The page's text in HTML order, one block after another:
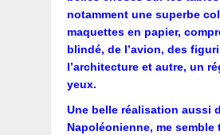
notamment une superbe
maquettes en papier,
blindé, de l’avion, des
l’architecture et autre, un
yeux.
Une belle réalisation aussi
Napoléonienne, me semble